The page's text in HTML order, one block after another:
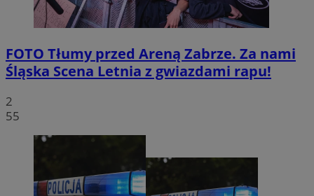
FOTO Tłumy przed Areną Zabrze. Za nami
Śląska Scena Letnia z gwiazdami rapu!
2
55